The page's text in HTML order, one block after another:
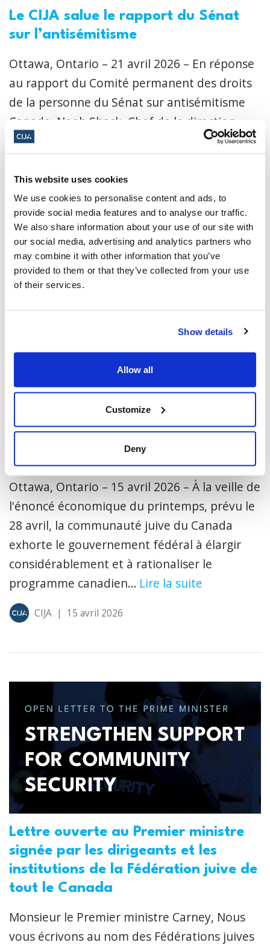
This website uses cookies
We use cookies to personalise content and ads, to
provide social media features and to analyse our traffic.
We also share information about your use of our site with
our social media, advertising and analytics partners who
may combine it with other information that you’ve
provided to them or that they’ve collected from your use
of their services.
Show details
Allow all
Customize
Deny
Le CIJA salue le rapport du Sénat
sur l’antisémitisme
Ottawa, Ontario – 21 avril 2026 – En réponse
au rapport du Comité permanent des droits
de la personne du Sénat sur antisémitisme
Canada, Noah Shack, Chef de la direction
Centre pour Israël et...
À deux semaines de l’énoncé
Ottawa, Ontario – 15 avril 2026 – À la veille de
l'énoncé économique du printemps, prévu le
28 avril, la communauté juive du Canada
exhorte le gouvernement fédéral à élargir
considérablement et à rationaliser le
programme canadien... Lire la suite
CIJA | 15 avril 2026
Lettre ouverte au Premier ministre
signée par les dirigeants et les
institutions de la Fédération juive de
tout le Canada
Monsieur le Premier ministre Carney, Nous
vous écrivons au nom des Fédérations juives